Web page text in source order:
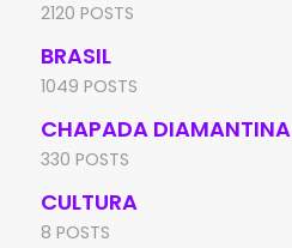
2120 POSTS
BRASIL
1049 POSTS
CHAPADA DIAMANTINA
330 POSTS
CULTURA
8 POSTS